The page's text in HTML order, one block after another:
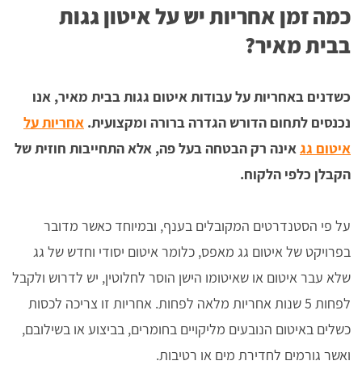
כמה זמן אחריות יש על איטון גגות
בבית מאיר?
כשדנים באחריות על עבודות איטום גגות בבית מאיר, אנו
נכנסים לתחום הדורש הגדרה ברורה ומקצועית. אחריות על
איטום גגאינה רק הבטחה בעל פה, אלא התחייבות חוזית של
הקבלן כלפי הלקוח.
על פי הסטנדרטים המקובלים בענף, ובמיוחד כאשר מדובר
בפרויקט של איטום גג מאפס, כלומר איטום יסודי וחדש של גג
שלא עבר איטום או שאיטומו הישן הוסר לחלוטין, יש לדרוש ולקבל
לפחות 5 שנות אחריות מלאה לפחות. אחריות זו צריכה לכסות
כשלים באיטום הנובעים מליקויים בחומרים, בביצוע או בשילובם,
ואשר גורמים לחדירת מים או רטיבות.